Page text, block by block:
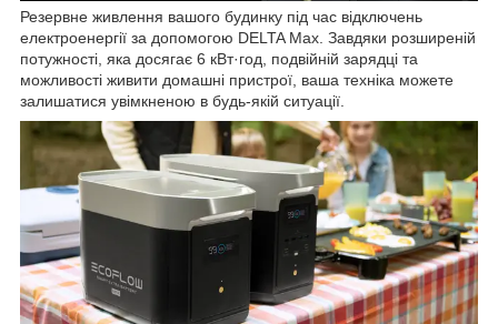
Резервне живлення вашого будинку під час відключень
електроенергії за допомогою DELTA Max. Завдяки розширеній
потужності, яка досягає 6 кВт·год, подвійній зарядці та
можливості живити домашні пристрої, ваша техніка можете
залишатися увімкненою в будь-якій ситуації.